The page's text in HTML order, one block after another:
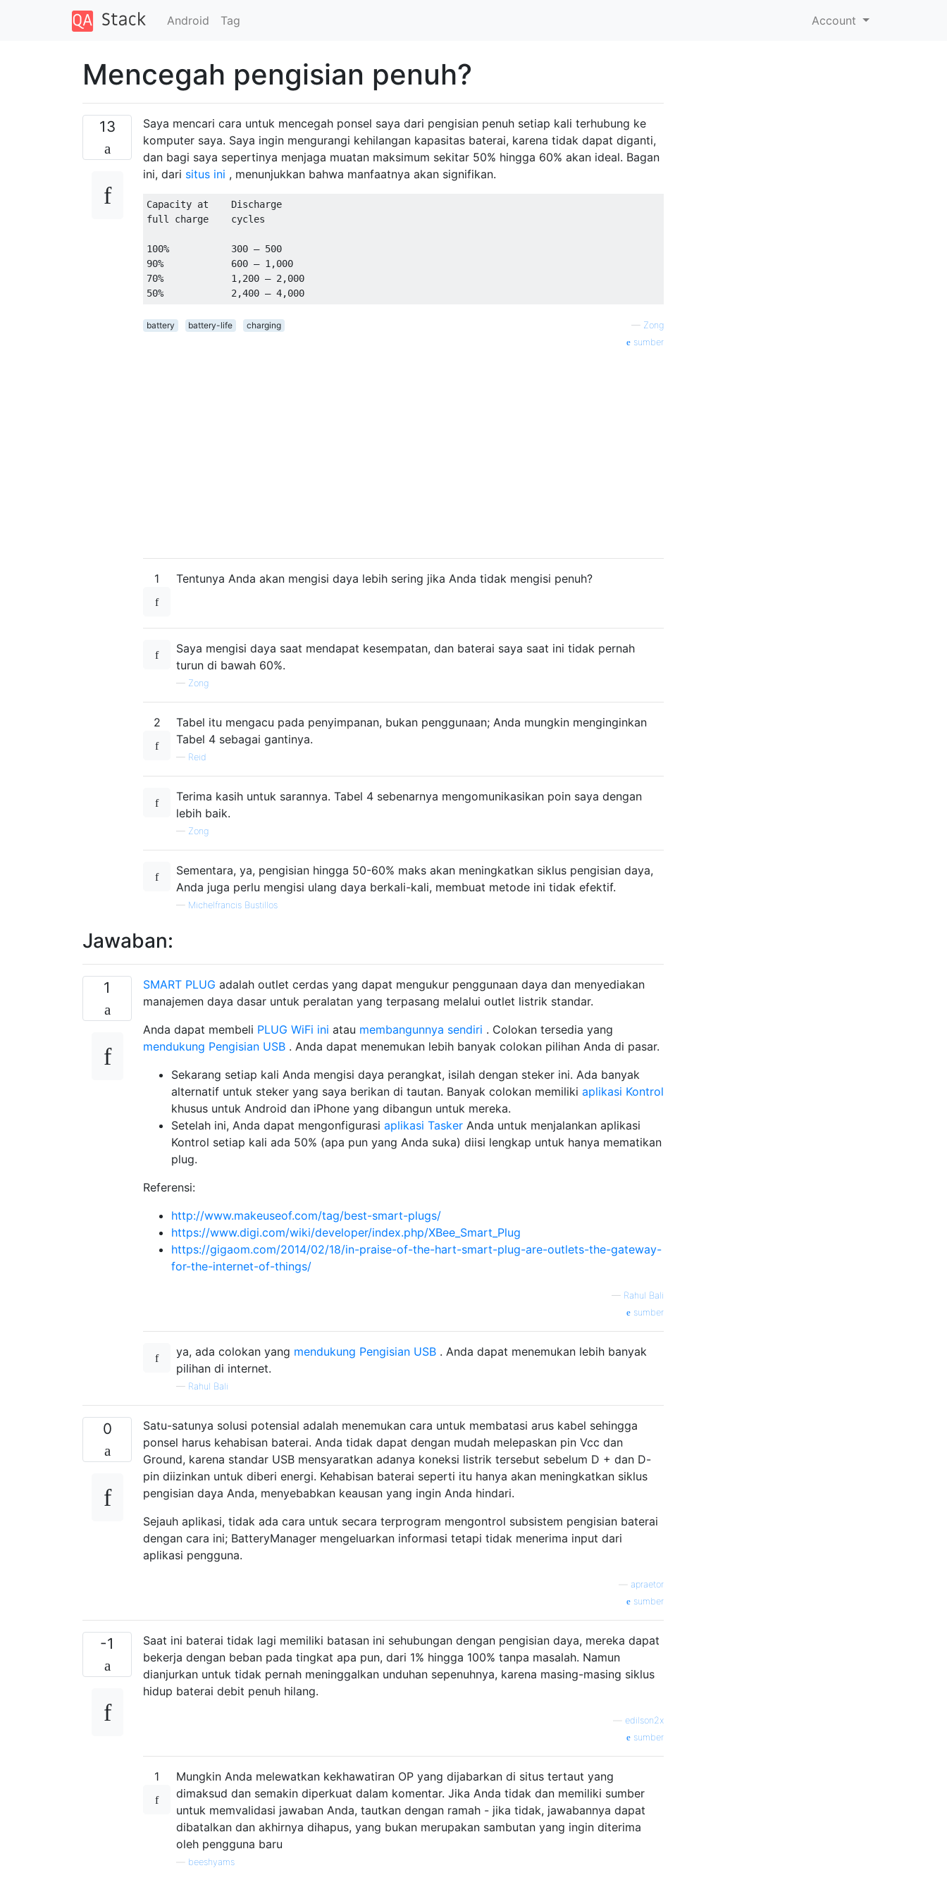
Android Tag Account
Mencegah pengisian penuh?
13
Saya mencari cara untuk mencegah ponsel saya dari pengisian penuh setiap kali terhubung ke
komputer saya. Saya ingin mengurangi kehilangan kapasitas baterai, karena tidak dapat diganti,
dan bagi saya sepertinya menjaga muatan maksimum sekitar 50% hingga 60% akan ideal. Bagan
ini, dari situs ini , menunjukkan bahwa manfaatnya akan signifikan.
Capacity at    Discharge
full charge    cycles
100%           300 – 500
90%            600 – 1,000
70%            1,200 – 2,000
battery battery-life charging — Zong
sumber
1 Tentunya Anda akan mengisi daya lebih sering jika Anda tidak mengisi penuh?
Saya mengisi daya saat mendapat kesempatan, dan baterai saya saat ini tidak pernah
turun di bawah 60%.
— Zong
2
Tabel itu mengacu pada penyimpanan, bukan penggunaan; Anda mungkin menginginkan
Tabel 4 sebagai gantinya.
— Reid
Terima kasih untuk sarannya. Tabel 4 sebenarnya mengomunikasikan poin saya dengan
lebih baik.
— Zong
Sementara, ya, pengisian hingga 50-60% maks akan meningkatkan siklus pengisian daya,
Anda juga perlu mengisi ulang daya berkali-kali, membuat metode ini tidak efektif.
— Michelfrancis Bustillos
Jawaban:
1 SMART PLUG adalah outlet cerdas yang dapat mengukur penggunaan daya dan menyediakan
manajemen daya dasar untuk peralatan yang terpasang melalui outlet listrik standar.
Anda dapat membeli PLUG WiFi ini atau membangunnya sendiri . Colokan tersedia yang
mendukung Pengisian USB . Anda dapat menemukan lebih banyak colokan pilihan Anda di pasar.
Sekarang setiap kali Anda mengisi daya perangkat, isilah dengan steker ini. Ada banyak
alternatif untuk steker yang saya berikan di tautan. Banyak colokan memiliki aplikasi Kontrol
khusus untuk Android dan iPhone yang dibangun untuk mereka.
Setelah ini, Anda dapat mengonfigurasi aplikasi Tasker Anda untuk menjalankan aplikasi
Kontrol setiap kali ada 50% (apa pun yang Anda suka) diisi lengkap untuk hanya mematikan
plug.
Referensi:
http://www.makeuseof.com/tag/best-smart-plugs/
https://www.digi.com/wiki/developer/index.php/XBee_Smart_Plug
https://gigaom.com/2014/02/18/in-praise-of-the-hart-smart-plug-are-outlets-the-gateway-
for-the-internet-of-things/
— Rahul Bali
sumber
ya, ada colokan yang mendukung Pengisian USB . Anda dapat menemukan lebih banyak
pilihan di internet.
— Rahul Bali
0
Satu-satunya solusi potensial adalah menemukan cara untuk membatasi arus kabel sehingga
ponsel harus kehabisan baterai. Anda tidak dapat dengan mudah melepaskan pin Vcc dan
Ground, karena standar USB mensyaratkan adanya koneksi listrik tersebut sebelum D + dan D-
pin diizinkan untuk diberi energi. Kehabisan baterai seperti itu hanya akan meningkatkan siklus
pengisian daya Anda, menyebabkan keausan yang ingin Anda hindari.
Sejauh aplikasi, tidak ada cara untuk secara terprogram mengontrol subsistem pengisian baterai
dengan cara ini; BatteryManager mengeluarkan informasi tetapi tidak menerima input dari
aplikasi pengguna.
apraetor
sumber
-1
Saat ini baterai tidak lagi memiliki batasan ini sehubungan dengan pengisian daya, mereka dapat
bekerja dengan beban pada tingkat apa pun, dari 1% hingga 100% tanpa masalah. Namun
dianjurkan untuk tidak pernah meninggalkan unduhan sepenuhnya, karena masing-masing siklus
hidup baterai debit penuh hilang.
edilson2x
sumber
1
Mungkin Anda melewatkan kekhawatiran OP yang dijabarkan di situs tertaut yang
dimaksud dan semakin diperkuat dalam komentar. Jika Anda tidak dan memiliki sumber
untuk memvalidasi jawaban Anda, tautkan dengan ramah - jika tidak, jawabannya dapat
dibatalkan dan akhirnya dihapus, yang bukan merupakan sambutan yang ingin diterima
oleh pengguna baru
beeshyams